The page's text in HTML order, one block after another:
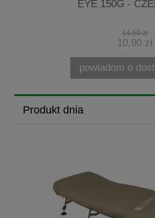
EYE 150G -
14,50 zł
10,90 zł
powiadom o
Produkt dnia